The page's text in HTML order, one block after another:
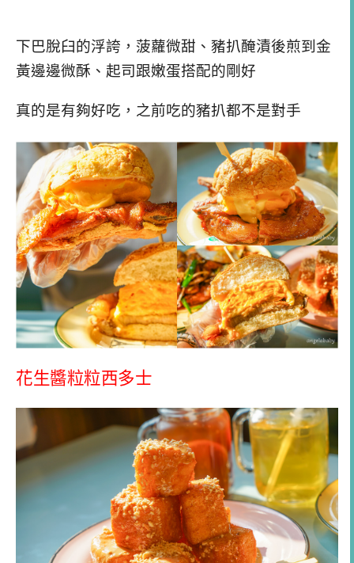
下巴脫臼的浮誇，菠蘿微甜、豬扒醃漬後煎到金
黃邊邊微酥、起司跟嫩蛋搭配的剛好
真的是有夠好吃，之前吃的豬扒都不是對手
花生醬粒粒西多士